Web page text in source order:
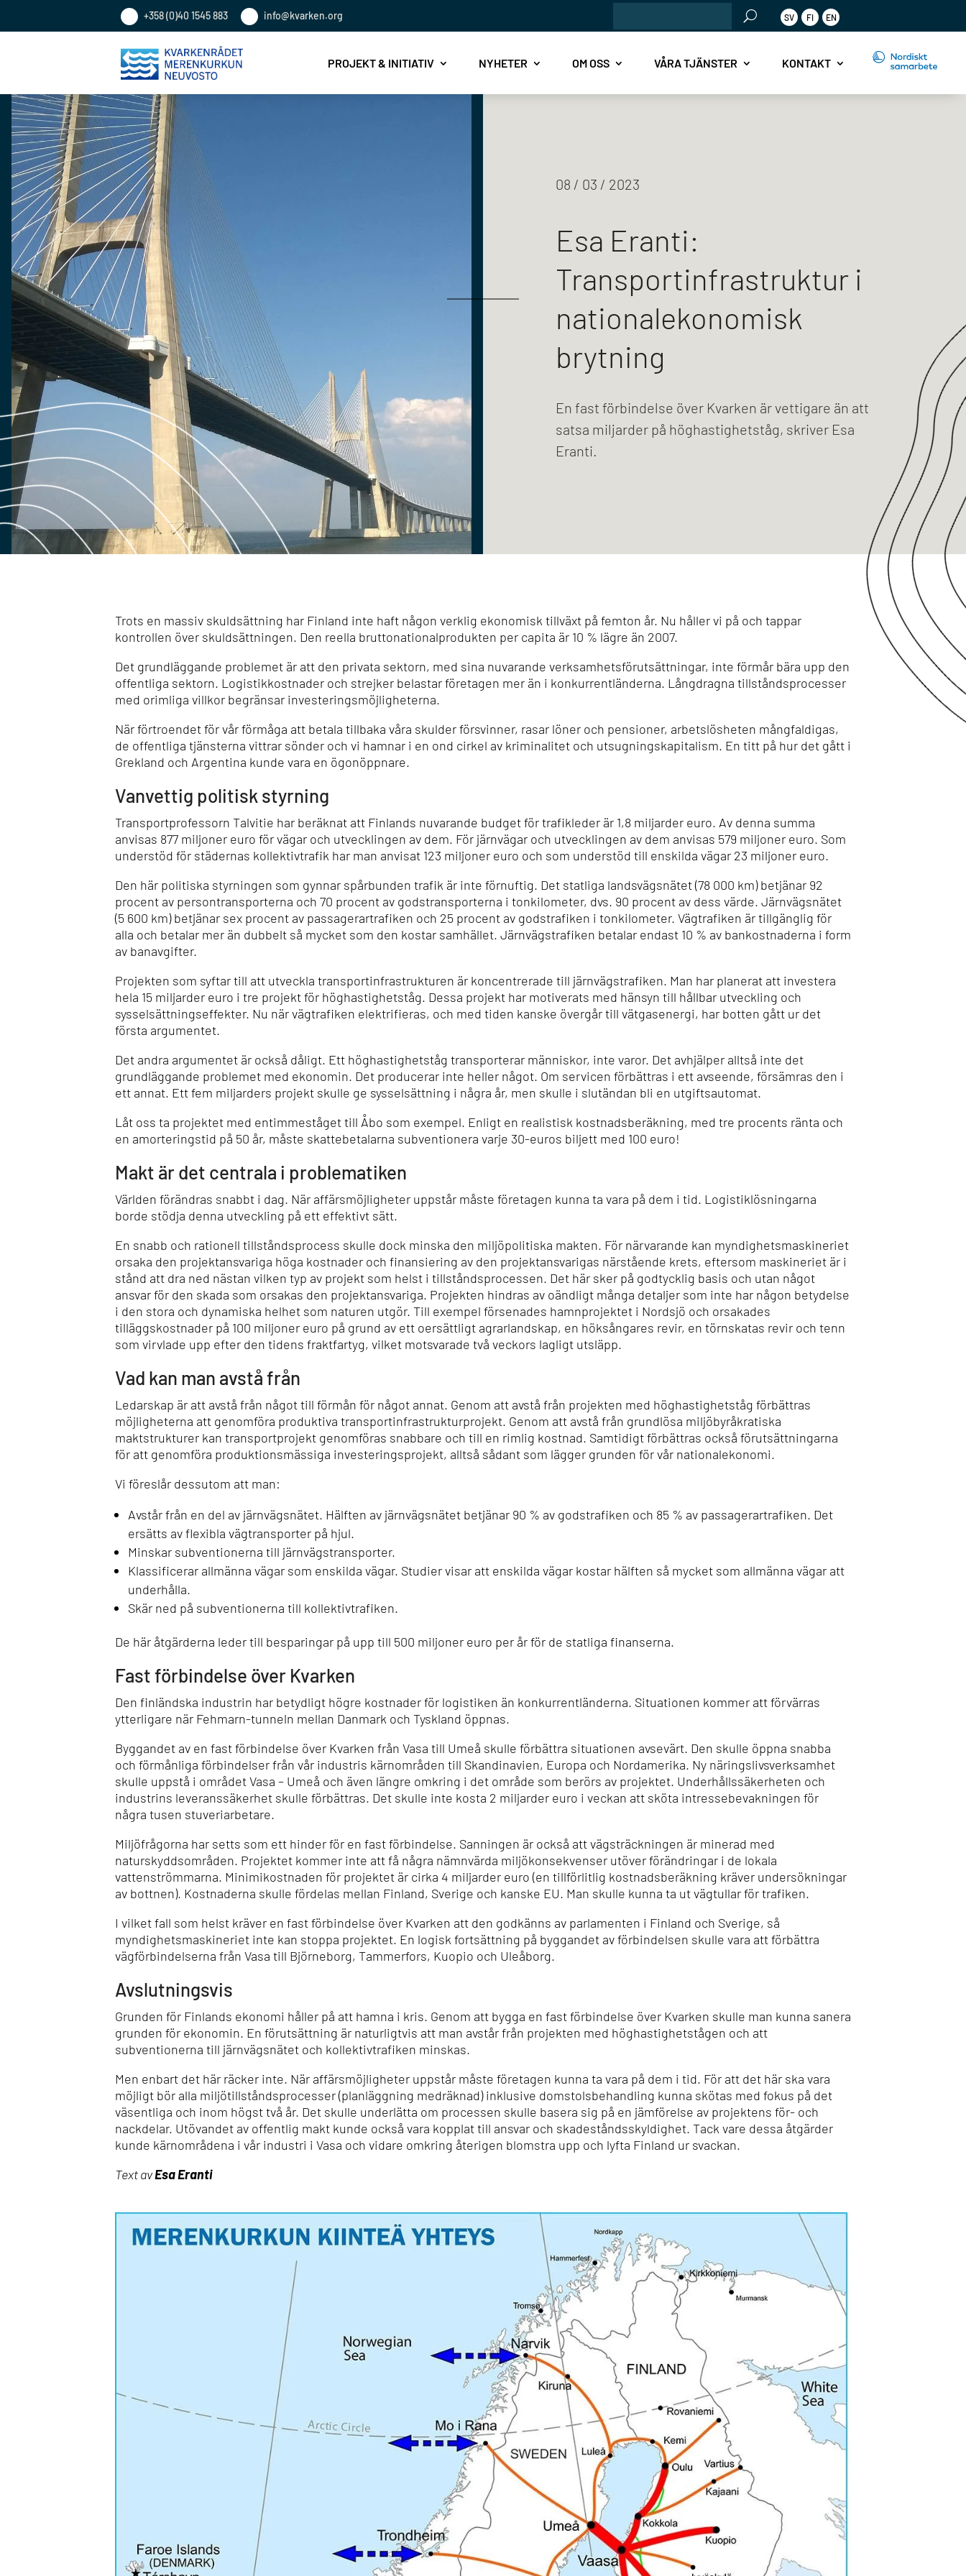
+358 (0)40 1545 883 info@kvarken.org
efter:
SV FI EN
PROJEKT & INITIATIV NYHETER OM OSS VÅRA TJÄNSTER KONTAKT
08 / 03 / 2023
Esa Eranti:
Transportinfrastruktur i
nationalekonomisk
brytning
En fast förbindelse över Kvarken är vettigare än att
satsa miljarder på höghastighetståg, skriver Esa
Eranti.
Trots en massiv skuldsättning har Finland inte haft någon verklig ekonomisk tillväxt på femton år. Nu håller vi på och tappar
kontrollen över skuldsättningen. Den reella bruttonationalprodukten per capita är 10 % lägre än 2007.
Det grundläggande problemet är att den privata sektorn, med sina nuvarande verksamhetsförutsättningar, inte förmår bära upp den
offentliga sektorn. Logistikkostnader och strejker belastar företagen mer än i konkurrentländerna. Långdragna tillståndsprocesser
med orimliga villkor begränsar investeringsmöjligheterna.
När förtroendet för vår förmåga att betala tillbaka våra skulder försvinner, rasar löner och pensioner, arbetslösheten mångfaldigas,
de offentliga tjänsterna vittrar sönder och vi hamnar i en ond cirkel av kriminalitet och utsugningskapitalism. En titt på hur det gått i
Grekland och Argentina kunde vara en ögonöppnare.
Vanvettig politisk styrning
Transportprofessorn Talvitie har beräknat att Finlands nuvarande budget för trafikleder är 1,8 miljarder euro. Av denna summa
anvisas 877 miljoner euro för vägar och utvecklingen av dem. För järnvägar och utvecklingen av dem anvisas 579 miljoner euro. Som
understöd för städernas kollektivtrafik har man anvisat 123 miljoner euro och som understöd till enskilda vägar 23 miljoner euro.
Den här politiska styrningen som gynnar spårbunden trafik är inte förnuftig. Det statliga landsvägsnätet (78 000 km) betjänar 92
procent av persontransporterna och 70 procent av godstransporterna i tonkilometer, dvs. 90 procent av dess värde. Järnvägsnätet
(5 600 km) betjänar sex procent av passagerartrafiken och 25 procent av godstrafiken i tonkilometer. Vägtrafiken är tillgänglig för
alla och betalar mer än dubbelt så mycket som den kostar samhället. Järnvägstrafiken betalar endast 10 % av bankostnaderna i form
av banavgifter.
Projekten som syftar till att utveckla transportinfrastrukturen är koncentrerade till järnvägstrafiken. Man har planerat att investera
hela 15 miljarder euro i tre projekt för höghastighetståg. Dessa projekt har motiverats med hänsyn till hållbar utveckling och
sysselsättningseffekter. Nu när vägtrafiken elektrifieras, och med tiden kanske övergår till vätgasenergi, har botten gått ur det
första argumentet.
Det andra argumentet är också dåligt. Ett höghastighetståg transporterar människor, inte varor. Det avhjälper alltså inte det
grundläggande problemet med ekonomin. Det producerar inte heller något. Om servicen förbättras i ett avseende, försämras den i
ett annat. Ett fem miljarders projekt skulle ge sysselsättning i några år, men skulle i slutändan bli en utgiftsautomat.
Låt oss ta projektet med entimmeståget till Åbo som exempel. Enligt en realistisk kostnadsberäkning, med tre procents ränta och
en amorteringstid på 50 år, måste skattebetalarna subventionera varje 30-euros biljett med 100 euro!
Makt är det centrala i problematiken
Världen förändras snabbt i dag. När affärsmöjligheter uppstår måste företagen kunna ta vara på dem i tid. Logistiklösningarna
borde stödja denna utveckling på ett effektivt sätt.
En snabb och rationell tillståndsprocess skulle dock minska den miljöpolitiska makten. För närvarande kan myndighetsmaskineriet
orsaka den projektansvariga höga kostnader och finansiering av den projektansvarigas närstående krets, eftersom maskineriet är i
stånd att dra ned nästan vilken typ av projekt som helst i tillståndsprocessen. Det här sker på godtycklig basis och utan något
ansvar för den skada som orsakas den projektansvariga. Projekten hindras av oändligt många detaljer som inte har någon betydelse
i den stora och dynamiska helhet som naturen utgör. Till exempel försenades hamnprojektet i Nordsjö och orsakades
tilläggskostnader på 100 miljoner euro på grund av ett oersättligt agrarlandskap, en höksångares revir, en törnskatas revir och tenn
som virvlade upp efter den tidens fraktfartyg, vilket motsvarade två veckors lagligt utsläpp.
Vad kan man avstå från
Ledarskap är att avstå från något till förmån för något annat. Genom att avstå från projekten med höghastighetståg förbättras
möjligheterna att genomföra produktiva transportinfrastrukturprojekt. Genom att avstå från grundlösa miljöbyråkratiska
maktstrukturer kan transportprojekt genomföras snabbare och till en rimlig kostnad. Samtidigt förbättras också förutsättningarna
för att genomföra produktionsmässiga investeringsprojekt, alltså sådant som lägger grunden för vår nationalekonomi.
Vi föreslår dessutom att man:
Avstår från en del av järnvägsnätet. Hälften av järnvägsnätet betjänar 90 % av godstrafiken och 85 % av passagerartrafiken. Det
ersätts av flexibla vägtransporter på hjul.
Minskar subventionerna till järnvägstransporter.
Klassificerar allmänna vägar som enskilda vägar. Studier visar att enskilda vägar kostar hälften så mycket som allmänna vägar att
underhålla.
Skär ned på subventionerna till kollektivtrafiken.
De här åtgärderna leder till besparingar på upp till 500 miljoner euro per år för de statliga finanserna.
Fast förbindelse över Kvarken
Den finländska industrin har betydligt högre kostnader för logistiken än konkurrentländerna. Situationen kommer att förvärras
ytterligare när Fehmarn-tunneln mellan Danmark och Tyskland öppnas.
Byggandet av en fast förbindelse över Kvarken från Vasa till Umeå skulle förbättra situationen avsevärt. Den skulle öppna snabba
och förmånliga förbindelser från vår industris kärnområden till Skandinavien, Europa och Nordamerika. Ny näringslivsverksamhet
skulle uppstå i området Vasa – Umeå och även längre omkring i det område som berörs av projektet. Underhållssäkerheten och
industrins leveranssäkerhet skulle förbättras. Det skulle inte kosta 2 miljarder euro i veckan att sköta intressebevakningen för
några tusen stuveriarbetare.
Miljöfrågorna har setts som ett hinder för en fast förbindelse. Sanningen är också att vägsträckningen är minerad med
naturskyddsområden. Projektet kommer inte att få några nämnvärda miljökonsekvenser utöver förändringar i de lokala
vattenströmmarna. Minimikostnaden för projektet är cirka 4 miljarder euro (en tillförlitlig kostnadsberäkning kräver undersökningar
av bottnen). Kostnaderna skulle fördelas mellan Finland, Sverige och kanske EU. Man skulle kunna ta ut vägtullar för trafiken.
I vilket fall som helst kräver en fast förbindelse över Kvarken att den godkänns av parlamenten i Finland och Sverige, så
myndighetsmaskineriet inte kan stoppa projektet. En logisk fortsättning på byggandet av förbindelsen skulle vara att förbättra
vägförbindelserna från Vasa till Björneborg, Tammerfors, Kuopio och Uleåborg.
Avslutningsvis
Grunden för Finlands ekonomi håller på att hamna i kris. Genom att bygga en fast förbindelse över Kvarken skulle man kunna sanera
grunden för ekonomin. En förutsättning är naturligtvis att man avstår från projekten med höghastighetstågen och att
subventionerna till järnvägsnätet och kollektivtrafiken minskas.
Men enbart det här räcker inte. När affärsmöjligheter uppstår måste företagen kunna ta vara på dem i tid. För att det här ska vara
möjligt bör alla miljötillståndsprocesser (planläggning medräknad) inklusive domstolsbehandling kunna skötas med fokus på det
väsentliga och inom högst två år. Det skulle underlätta om processen skulle basera sig på en jämförelse av projektens för- och
nackdelar. Utövandet av offentlig makt kunde också vara kopplat till ansvar och skadeståndsskyldighet. Tack vare dessa åtgärder
kunde kärnområdena i vår industri i Vasa och vidare omkring återigen blomstra upp och lyfta Finland ur svackan.
Text avEsa Eranti